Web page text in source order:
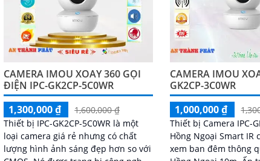
CAMERA IMOU XOAY 360 GỌI
ĐIỆN IPC-GK2CP-5C0WR
1,300,000 ₫
1,600,000 ₫
Thiết bị IPC-GK2CP-5C0WR là một
loại camera giá rẻ nhưng có chất
lượng hình ảnh sáng đẹp hơn so với
CAMERA IMOU
GK2CP-3C0WR
1,000,000 ₫
Thiết bị Camera IPC-
Hồng Ngoại Smart IR
xem ban đêm thông